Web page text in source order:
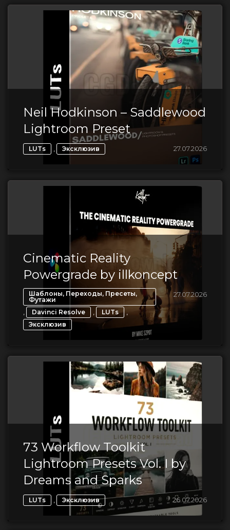
Neil Hodkinson – Saddlewood
Lightroom Preset
LUTs , Эксклюзив 27.07.2026
Cinematic Reality
Powergrade by illkoncept
Шаблоны, Переходы, Пресеты,
Футажи
, Davinci Resolve , LUTs ,
Эксклюзив
27.07.2026
73 Workflow Toolkit
Lightroom Presets Vol. I by
Dreams and Sparks
LUTs , Эксклюзив 26.07.2026